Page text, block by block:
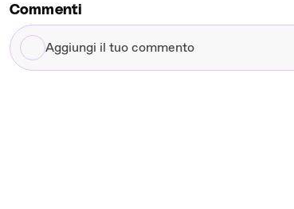
Commenti
Aggiungi
il